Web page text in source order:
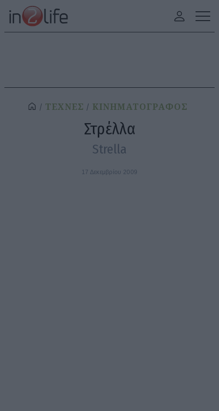
ΤΕΧΝΕΣ ΚΙΝΗΜΑΤΟΓΡΑΦΟΣ
Στρέλλα
Strella
17 Δεκεμβρίου 2009